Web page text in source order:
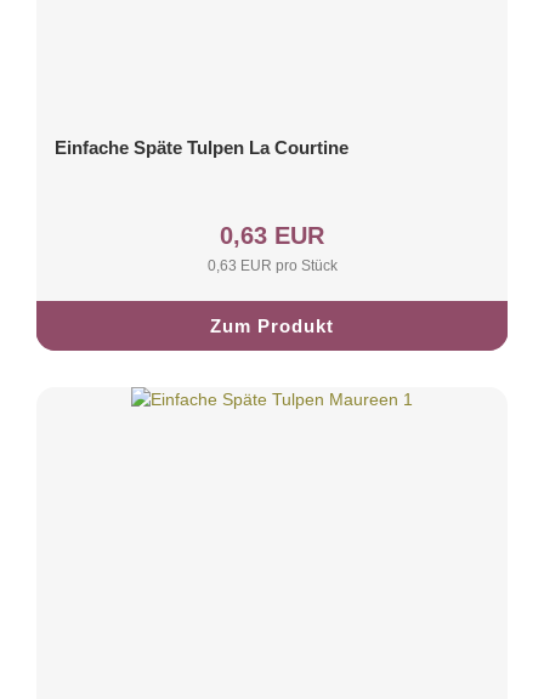
Einfache Späte Tulpen La Courtine
0,63 EUR
0,63 EUR pro Stück
Zum Produkt